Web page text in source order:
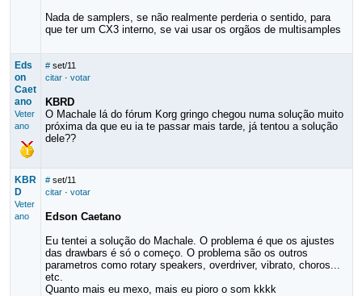
Nada de samplers, se não realmente perderia o sentido, para
que ter um CX3 interno, se vai usar os orgãos de multisamples
Eds
on
Caet
ano
Veter
ano
# set/11
citar· votar
KBRD
O Machale lá do fórum Korg gringo chegou numa solução muito
próxima da que eu ia te passar mais tarde, já tentou a solução
dele??
KBR
D
Veter
ano
# set/11
citar· votar
Edson Caetano
Eu tentei a solução do Machale. O problema é que os ajustes
das drawbars é só o começo. O problema são os outros
parametros como rotary speakers, overdriver, vibrato, choros...
etc.
Quanto mais eu mexo, mais eu pioro o som kkkk